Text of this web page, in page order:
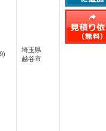
埼玉県
越谷市